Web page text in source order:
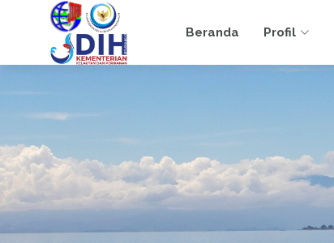
Beranda Profil